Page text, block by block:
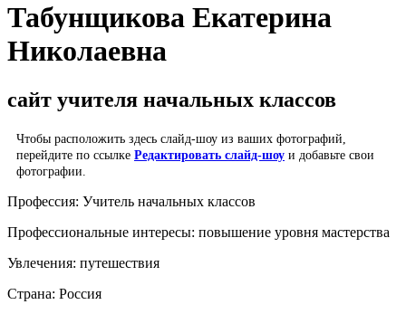
Табунщикова Екатерина
Николаевна
сайт учителя начальных классов
Чтобы расположить здесь слайд-шоу из ваших фотографий,
перейдите по ссылке Редактировать слайд-шоу и добавьте свои
фотографии.
Профессия: Учитель начальных классов
Профессиональные интересы: повышение уровня мастерства
Увлечения: путешествия
Страна: Россия